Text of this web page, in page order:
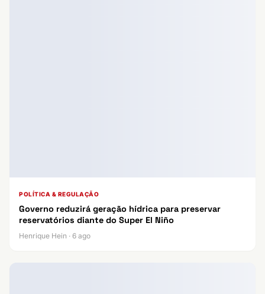
POLÍTICA & REGULAÇÃO
Governo reduzirá geração hídrica para preservar
reservatórios diante do Super El Niño
Henrique Hein · 6 ago